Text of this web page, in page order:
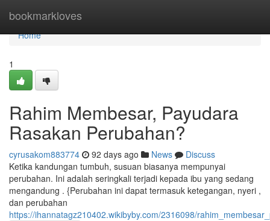
bookmarkloves
Home
Home
1
Rahim Membesar, Payudara
Rasakan Perubahan?
cyrusakom883774 92 days ago News
Discuss
Ketika kandungan tumbuh, susuan biasanya mempunyai
perubahan. Ini adalah seringkali terjadi kepada ibu yang sedang
mengandung . {Perubahan ini dapat termasuk ketegangan, nyeri ,
dan perubahan
https://ihannatagz210402.wikibyby.com/2316098/